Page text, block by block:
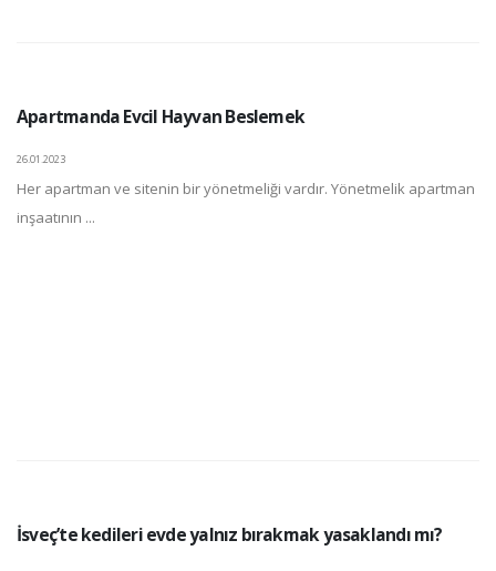
Apartmanda Evcil Hayvan Beslemek
26.01.2023
Her apartman ve sitenin bir yönetmeliği vardır. Yönetmelik apartman
inşaatının ...
İsveç’te kedileri evde yalnız bırakmak yasaklandı mı?